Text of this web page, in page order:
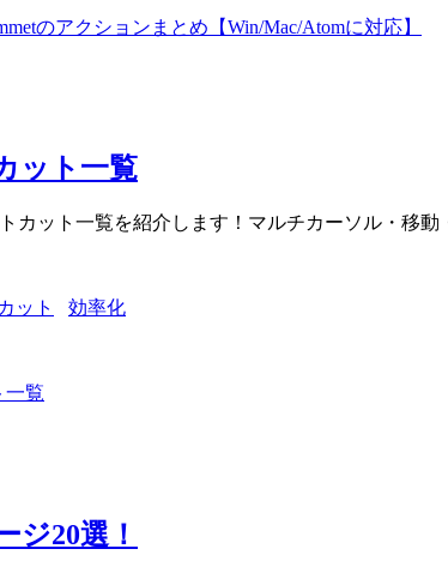
ット一覧
カット一覧を紹介します！マルチカーソル・移
ット 効率化
ジ20選！